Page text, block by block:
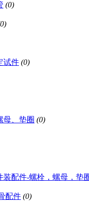
(0)
试件 (0)
母、垫圈 (0)
配件-螺栓，螺母，垫
配件 (0)